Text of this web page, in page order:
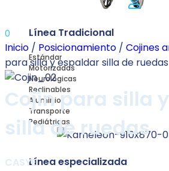
Línea Tradicional
Estándar
Motorizadas
Neurológicas
Reclinables
Aluminio
Transporte
Pediátricas
Línea especializada
0
Inicio / Posicionamiento / Cojines
para silla y espaldar silla de ruedas
Cojín para silla
silla de ruedas
CASYE